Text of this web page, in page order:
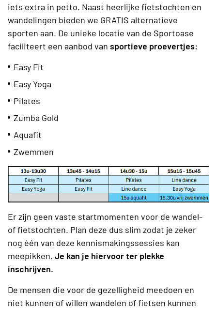
iets extra in petto. Naast heerlijke fietstochten en
wandelingen bieden we GRATIS alternatieve
sporten aan. De unieke locatie van de Sportoase
faciliteert een aanbod van sportieve proevertjes:
Easy Fit
Easy Yoga
Pilates
Zumba Gold
Aquafit
Zwemmen
Er zijn geen vaste startmomenten voor de wandel-
of fietstochten. Plan deze dus slim zodat je zeker
nog één van deze kennismakingssessies kan
meepikken. Je kan je hiervoor ter plekke
inschrijven.
De mensen die voor de gezelligheid meedoen en
niet kunnen of willen wandelen of fietsen kunnen